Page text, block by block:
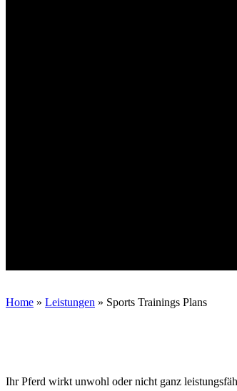
Home » Leistungen » Sports Trainings Plans
Ihr Pferd wirkt unwohl oder nicht ganz